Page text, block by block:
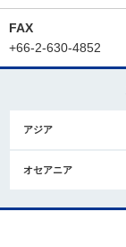
FAX
+66-2-630-4852
アジア
オセアニア